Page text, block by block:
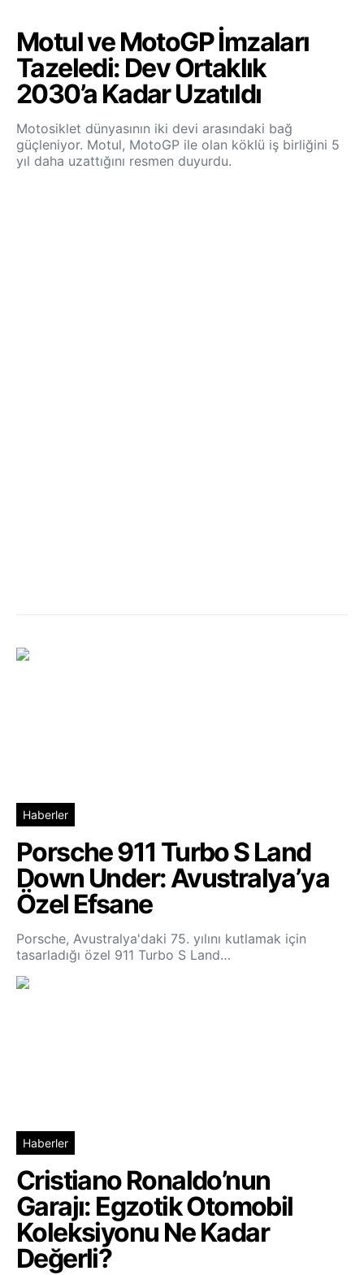
Motul ve MotoGP İmzaları
Tazeledi: Dev Ortaklık
2030’a Kadar Uzatıldı
Motosiklet dünyasının iki devi arasındaki bağ
güçleniyor. Motul, MotoGP ile olan köklü iş birliğini 5
yıl daha uzattığını resmen duyurdu.
Haberler
Porsche 911 Turbo S Land
Down Under: Avustralya’ya
Özel Efsane
Porsche, Avustralya'daki 75. yılını kutlamak için
tasarladığı özel 911 Turbo S Land…
Haberler
Cristiano Ronaldo’nun
Garajı: Egzotik Otomobil
Koleksiyonu Ne Kadar
Değerli?